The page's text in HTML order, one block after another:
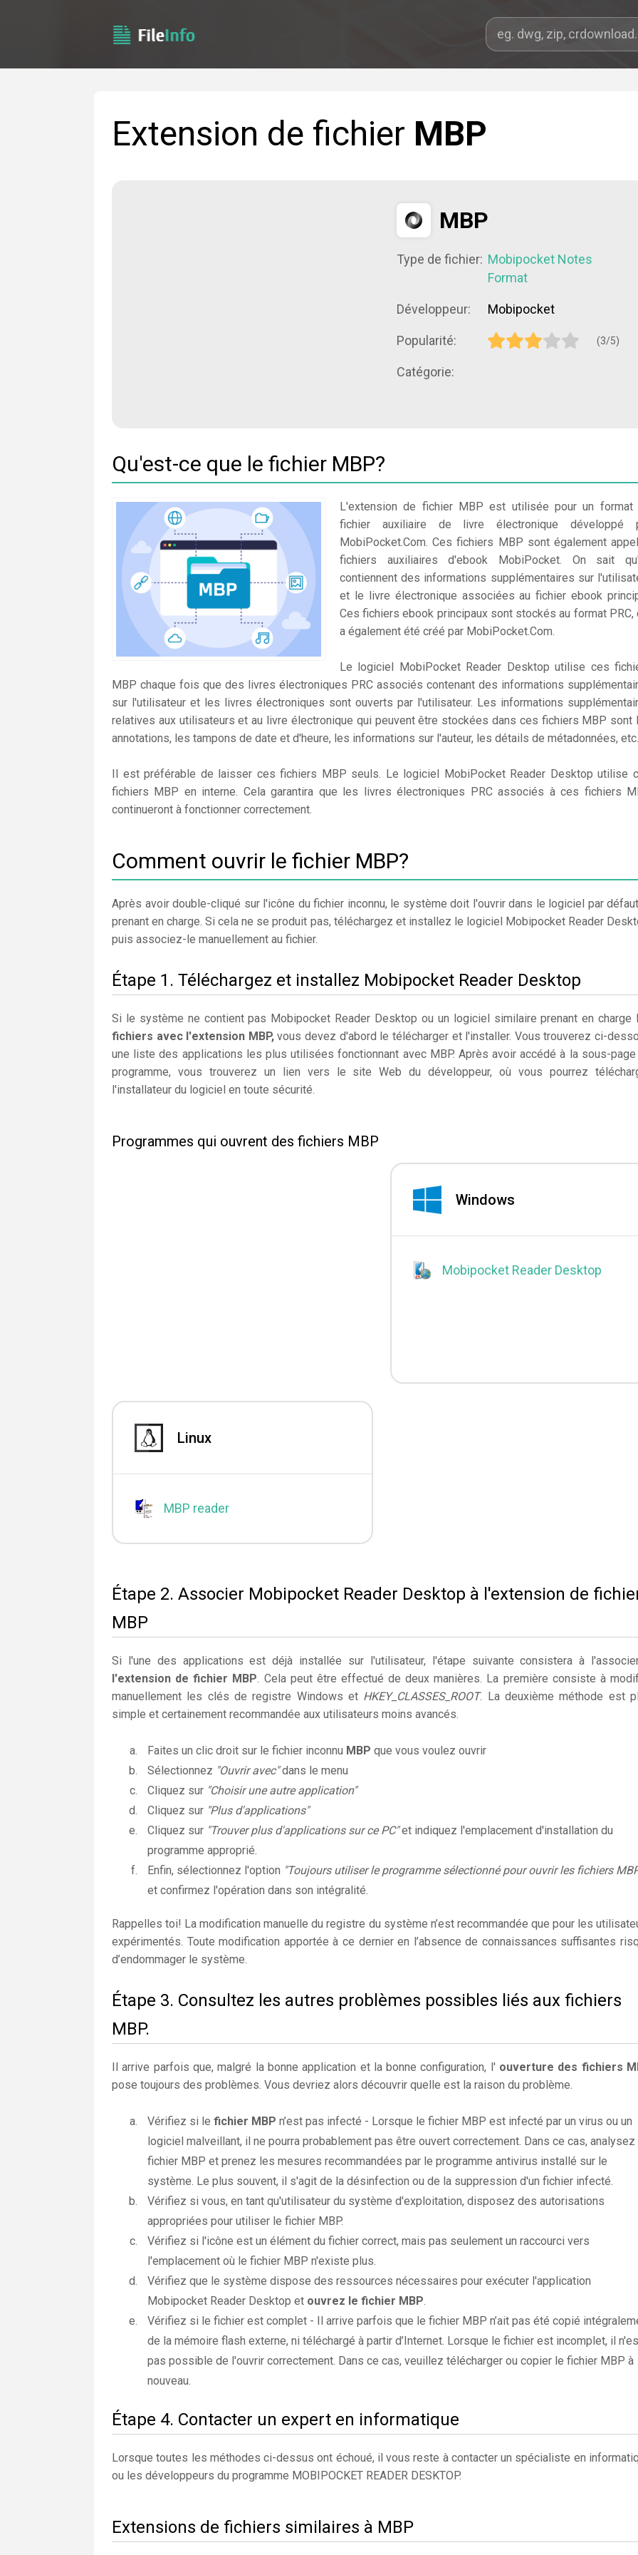
Extension de fichier MBP
MBP
Type de fichier: Mobipocket Notes
Format
Développeur: Mobipocket
Popularité: (3/5)
Catégorie:
Qu'est-ce que le fichier MBP?
L'extension de fichier MBP est utilisée pour un format
fichier auxiliaire de livre électronique développé
MobiPocket.Com. Ces fichiers MBP sont également
fichiers auxiliaires d'ebook MobiPocket. On sait
contiennent des informations supplémentaires sur
et le livre électronique associées au fichier ebook
Ces fichiers ebook principaux sont stockés au format PRC,
a également été créé par MobiPocket.Com.
Le logiciel MobiPocket Reader Desktop utilise ces
MBP chaque fois que des livres électroniques PRC associés contenant des informations
sur l'utilisateur et les livres électroniques sont ouverts par l'utilisateur. Les informations
relatives aux utilisateurs et au livre électronique qui peuvent être stockées dans ces fichiers MBP sont
annotations, les tampons de date et d'heure, les informations sur l'auteur, les détails de métadonnées, etc.
Il est préférable de laisser ces fichiers MBP seuls. Le logiciel MobiPocket Reader Desktop utilise
fichiers MBP en interne. Cela garantira que les livres électroniques PRC associés à ces fichiers
continueront à fonctionner correctement.
Comment ouvrir le fichier MBP?
Après avoir double-cliqué sur l'icône du fichier inconnu, le système doit l'ouvrir dans le logiciel par
prenant en charge. Si cela ne se produit pas, téléchargez et installez le logiciel Mobipocket Reader
puis associez-le manuellement au fichier.
Étape 1. Téléchargez et installez Mobipocket Reader Desktop
Si le système ne contient pas Mobipocket Reader Desktop ou un logiciel similaire prenant en charge
fichiers avec l'extension MBP,vous devez d'abord le télécharger et l'installer. Vous trouverez ci-
une liste des applications les plus utilisées fonctionnant avec MBP. Après avoir accédé à la sous-page
programme, vous trouverez un lien vers le site Web du développeur, où vous pourrez
l'installateur du logiciel en toute sécurité.
Programmes qui ouvrent des fichiers MBP
Windows
Mobipocket Reader Desktop
Linux
MBP reader
Étape 2. Associer Mobipocket Reader Desktop à l'extension de
MBP
Si l'une des applications est déjà installée sur l'utilisateur, l'étape suivante consistera à
l'extension de fichier MBP. Cela peut être effectué de deux manières. La première consiste à
manuellement les clés de registre Windows et HKEY_CLASSES_ROOT. La deuxième méthode est
simple et certainement recommandée aux utilisateurs moins avancés.
Faites un clic droit sur le fichier inconnu MBP que vous voulez ouvrir
Sélectionnez "Ouvrir avec"dans le menu
Cliquez sur "Choisir une autre application"
Cliquez sur "Plus d'applications"
Cliquez sur "Trouver plus d'applications sur ce PC"et indiquez l'emplacement d'installation du
programme approprié.
Enfin, sélectionnez l'option "Toujours utiliser le programme sélectionné pour ouvrir les fichiers
et confirmez l'opération dans son intégralité.
Rappelles toi! La modification manuelle du registre du système n’est recommandée que pour les
expérimentés. Toute modification apportée à ce dernier en l’absence de connaissances suffisantes
d’endommager le système.
Étape 3. Consultez les autres problèmes possibles liés aux fichiers
MBP.
Il arrive parfois que, malgré la bonne application et la bonne configuration, l' ouverture des fichiers
pose toujours des problèmes. Vous devriez alors découvrir quelle est la raison du problème.
Vérifiez si le fichier MBP n’est pas infecté - Lorsque le fichier MBP est infecté par un virus ou un
logiciel malveillant, il ne pourra probablement pas être ouvert correctement. Dans ce cas, analysez
fichier MBP et prenez les mesures recommandées par le programme antivirus installé sur le
système. Le plus souvent, il s'agit de la désinfection ou de la suppression d'un fichier infecté.
Vérifiez si vous, en tant qu'utilisateur du système d'exploitation, disposez des autorisations
appropriées pour utiliser le fichier MBP.
Vérifiez si l'icône est un élément du fichier correct, mais pas seulement un raccourci vers
l'emplacement où le fichier MBP n'existe plus.
Vérifiez que le système dispose des ressources nécessaires pour exécuter l'application
Mobipocket Reader Desktop et ouvrez le fichier MBP.
Vérifiez si le fichier est complet - Il arrive parfois que le fichier MBP n’ait pas été copié
de la mémoire flash externe, ni téléchargé à partir d’Internet. Lorsque le fichier est incomplet, il
pas possible de l'ouvrir correctement. Dans ce cas, veuillez télécharger ou copier le fichier MBP à
nouveau.
Étape 4. Contacter un expert en informatique
Lorsque toutes les méthodes ci-dessus ont échoué, il vous reste à contacter un spécialiste en
ou les développeurs du programme MOBIPOCKET READER DESKTOP.
Extensions de fichiers similaires à MBP